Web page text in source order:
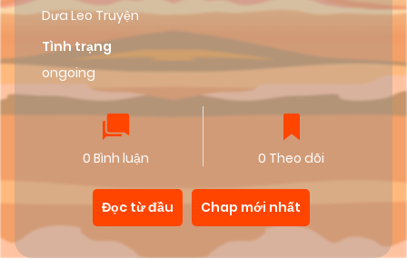
Dưa Leo Truyện
Tình trạng
ongoing
0 Bình luận 0 Theo dõi
Đọc từ đầu Chap mới nhất